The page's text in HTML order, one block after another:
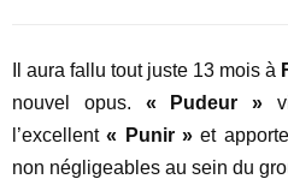
Il aura fallu tout juste 13 mois à
nouvel opus. « Pudeur »
l’excellent« Punir » et
non négligeables au sein du